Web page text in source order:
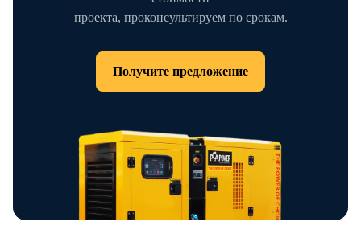
проекта, проконсультируем по срокам.
Получите предложение